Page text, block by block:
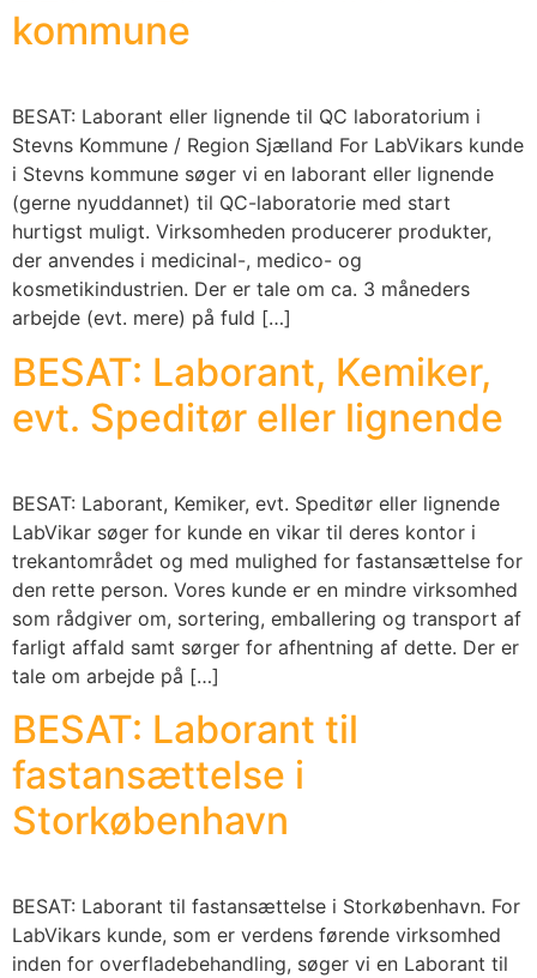
kommune
BESAT: Laborant eller lignende til QC laboratorium i
Stevns Kommune / Region Sjælland For LabVikars kunde
i Stevns kommune søger vi en laborant eller lignende
(gerne nyuddannet) til QC-laboratorie med start
hurtigst muligt. Virksomheden producerer produkter,
der anvendes i medicinal-, medico- og
kosmetikindustrien. Der er tale om ca. 3 måneders
arbejde (evt. mere) på fuld […]
BESAT: Laborant, Kemiker,
evt. Speditør eller lignende
BESAT: Laborant, Kemiker, evt. Speditør eller lignende
LabVikar søger for kunde en vikar til deres kontor i
trekantområdet og med mulighed for fastansættelse for
den rette person. Vores kunde er en mindre virksomhed
som rådgiver om, sortering, emballering og transport af
farligt affald samt sørger for afhentning af dette. Der er
tale om arbejde på […]
BESAT: Laborant til
fastansættelse i
Storkøbenhavn
BESAT: Laborant til fastansættelse i Storkøbenhavn. For
LabVikars kunde, som er verdens førende virksomhed
inden for overfladebehandling, søger vi en Laborant til